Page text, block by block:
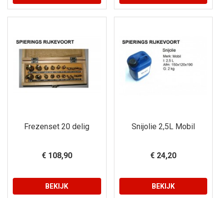
Frezenset 20 delig
€ 108,90
BEKIJK
Snijolie 2,5L Mobil
€ 24,20
BEKIJK